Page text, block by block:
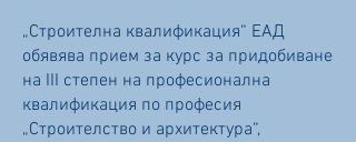
„Строителна квалификация“ ЕАД
обявява прием за курс за придобиване
на III степен на професионална
квалификация по професия
„Строителство и архитектура“,